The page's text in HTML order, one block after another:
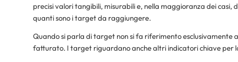
precisi valori tangibili, misurabili e, nella maggioranza dei casi,
quanti sono i target da raggiungere.
Quando si parla di target non si fa riferimento esclusivamente
fatturato. I target riguardano anche altri indicatori chiave per